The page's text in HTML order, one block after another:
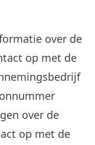
over de
op met de
over de
op met de